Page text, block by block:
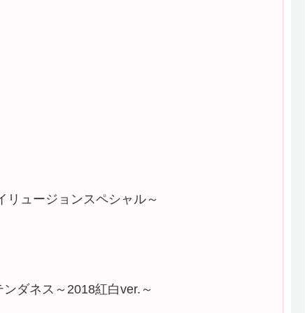
リュージョンスペシャル～
ダネス～2018紅白ver.～